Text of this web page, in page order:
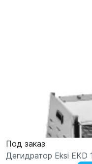
Под заказ
Дегидратор Eksi EKD